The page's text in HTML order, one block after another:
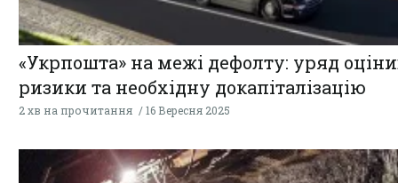
«Укрпошта» на межі дефолту: уряд
ризики та необхідну докапіталізацію
2 хв на прочитання 16 Вересня 2025